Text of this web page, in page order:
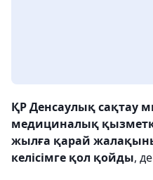
ҚР Денсаулық сақтау
медициналық
жылға қарай
келісімге қол қойды,